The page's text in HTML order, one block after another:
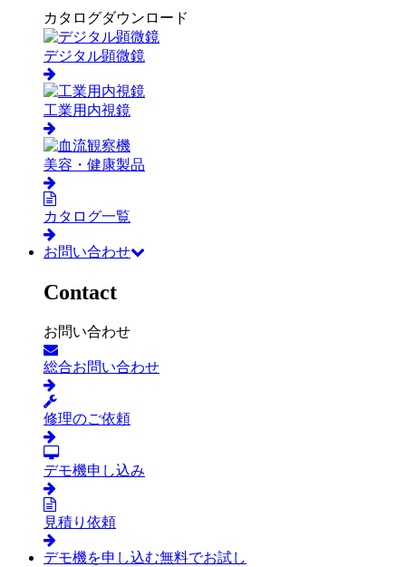
カタログダウンロード
デジタル顕微鏡
工業用内視鏡
美容・健康製品
カタログ一覧
お問い合わせ
Contact
お問い合わせ
総合お問い合わせ
修理のご依頼
デモ機申し込み
見積り依頼
デモ機を申し込む無料でお試し